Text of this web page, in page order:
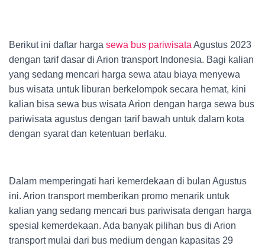
Berikut ini daftar harga sewa bus pariwisata Agustus 2023
dengan tarif dasar di Arion transport Indonesia. Bagi kalian
yang sedang mencari harga sewa atau biaya menyewa
bus wisata untuk liburan berkelompok secara hemat, kini
kalian bisa sewa bus wisata Arion dengan harga sewa bus
pariwisata agustus dengan tarif bawah untuk dalam kota
dengan syarat dan ketentuan berlaku.
Dalam memperingati hari kemerdekaan di bulan Agustus
ini. Arion transport memberikan promo menarik untuk
kalian yang sedang mencari bus pariwisata dengan harga
spesial kemerdekaan. Ada banyak pilihan bus di Arion
transport mulai dari bus medium dengan kapasitas 29